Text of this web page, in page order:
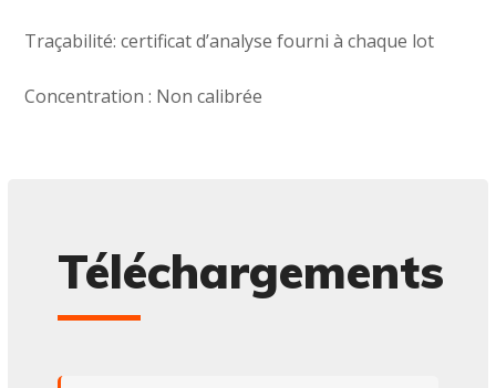
Traçabilité: certificat d’analyse fourni à chaque lot
Concentration : Non calibrée
Téléchargements